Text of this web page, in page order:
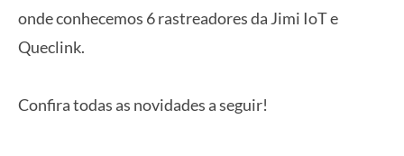
onde conhecemos 6 rastreadores da Jimi IoT e
Queclink.
Confira todas as novidades a seguir!